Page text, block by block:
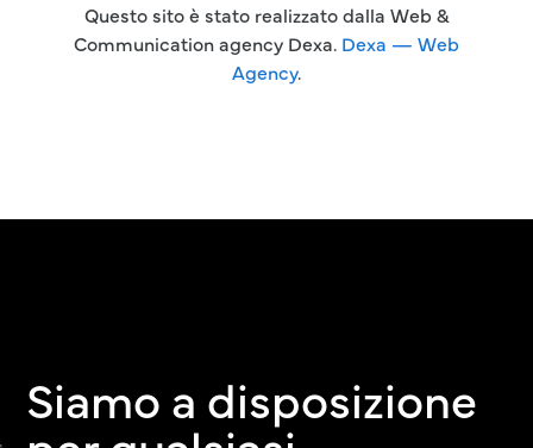
Questo sito è stato realizzato dalla Web &
Communication agency Dexa. Dexa — Web
Agency.
Siamo a disposizione